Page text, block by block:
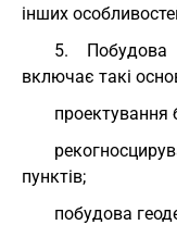
інших
5. Побудова
включає такі
проектування
пунктів;
побудова